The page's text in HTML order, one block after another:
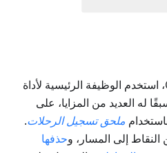
له العديد من المزايا، على
ملحق تسجيل الرحلات.
إلى المسار، وحذفها